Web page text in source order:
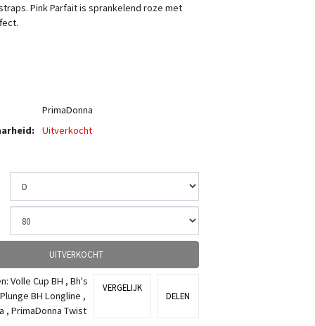
Pink Parfait is sprankelend roze met
PrimaDonna
Uitverkocht
UITVERKOCHT
Volle Cup BH , Bh's
Plunge BH Longline ,
, PrimaDonna Twist
VERGELIJK
DELEN